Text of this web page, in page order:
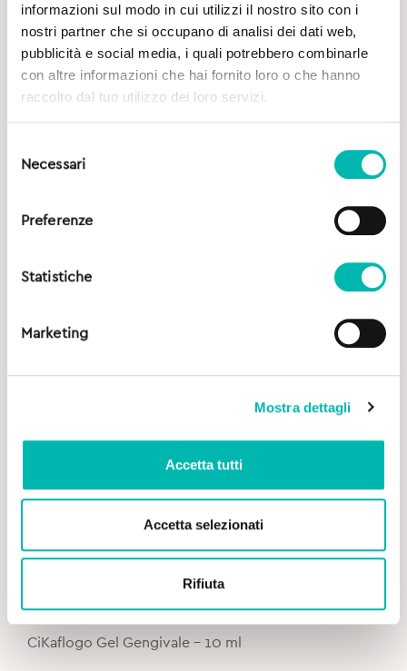
informazioni sul modo in cui utilizzi il nostro sito con i
nostri partner che si occupano di analisi dei dati web,
pubblicità e social media, i quali potrebbero combinarle
con altre informazioni che hai fornito loro o che hanno
raccolto dal tuo utilizzo dei loro servizi.
delNecessari
Preferenze
Statistiche
Marketing
Mostra dettagli
Accetta tutti
Accetta selezionati
Rifiuta
Potrebbe Interessarti
price
was:
10,90€.
price
is:
8,50€.
CiKaflogo Gel Gengivale - 10 ml